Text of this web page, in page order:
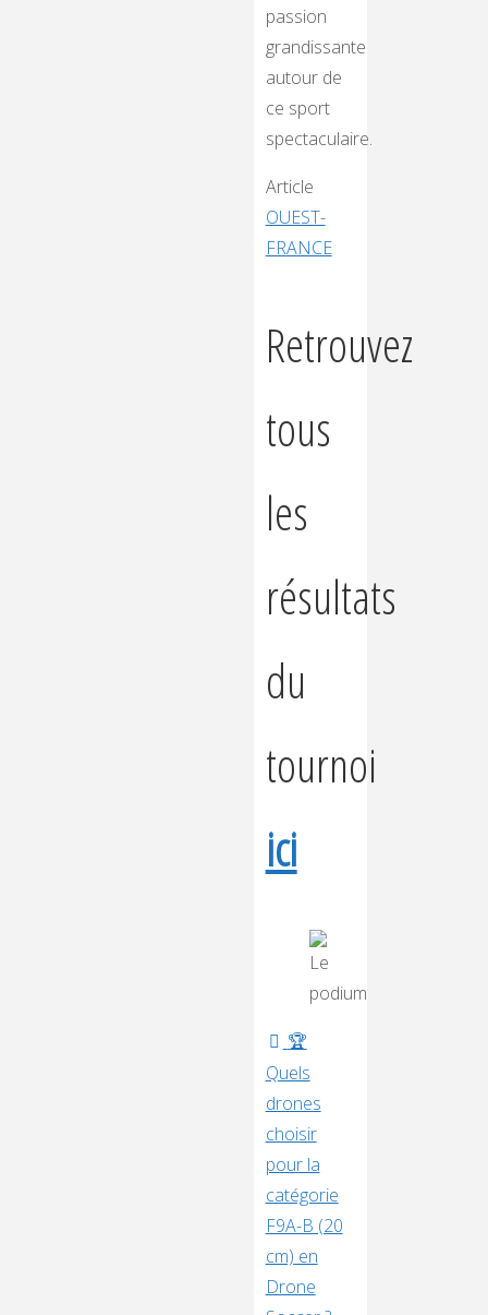
passion
grandissante
autour de
ce sport
spectaculaire.
Article
OUEST-
FRANCE
Retrouvez
tous
les
résultats
du
tournoi
ici
🏆
Quels
drones
choisir
pour la
catégorie
F9A-B (20
cm) en
Drone